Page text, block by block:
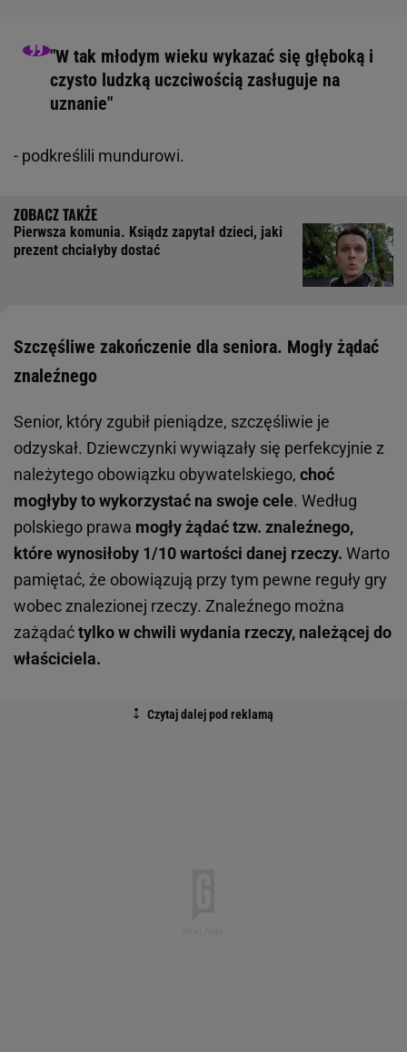
"W tak młodym wieku wykazać się głęboką i
czysto ludzką uczciwością zasługuje na
uznanie"
- podkreślili mundurowi.
Pierwsza komunia. Ksiądz zapytał dzieci, jaki
prezent chciałyby dostać
Szczęśliwe zakończenie dla seniora. Mogły żądać
znaleźnego
Senior, który zgubił pieniądze, szczęśliwie je
odzyskał. Dziewczynki wywiązały się perfekcyjnie z
należytego obowiązku obywatelskiego, choć
mogłyby to wykorzystać na swoje cele. Według
polskiego prawa mogły żądać tzw. znaleźnego,
które wynosiłoby 1/10 wartości danej rzeczy. Warto
pamiętać, że obowiązują przy tym pewne reguły gry
wobec znalezionej rzeczy. Znaleźnego można
zażądaćtylko w chwili wydania rzeczy, należącej do
właściciela.